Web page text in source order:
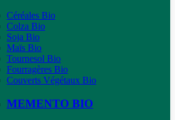
Céréales Bio
Colza Bio
Soja Bio
Maïs Bio
Tournesol Bio
Fourragères Bio
Couverts Végétaux Bio
MEMENTO BIO